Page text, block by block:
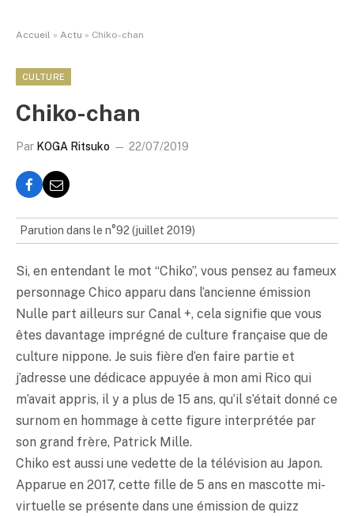
Accueil » Actu » Chiko-chan
CULTURE
Chiko-chan
Par KOGA Ritsuko 22/07/2019
Parution dans le n°92 (juillet 2019)
Si, en entendant le mot “Chiko”, vous pensez au fameux
personnage Chico apparu dans l’ancienne émission
Nulle part ailleurs sur Canal +, cela signifie que vous
êtes davantage imprégné de culture française que de
culture nippone. Je suis fière d’en faire partie et
j’adresse une dédicace appuyée à mon ami Rico qui
m’avait appris, il y a plus de 15 ans, qu’il s’était donné ce
surnom en hommage à cette figure interprétée par
son grand frère, Patrick Mille.
Chiko est aussi une vedette de la télévision au Japon.
Apparue en 2017, cette fille de 5 ans en mascotte mi-
virtuelle se présente dans une émission de quizz